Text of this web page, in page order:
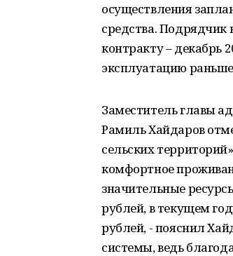
осуществления
средства. Подрядчик
контракту – декабрь
эксплуатацию
Заместитель главы
Рамиль Хайдаров
сельских
комфортное
значительные
рублей, в текущем
рублей, - пояснил
системы, ведь